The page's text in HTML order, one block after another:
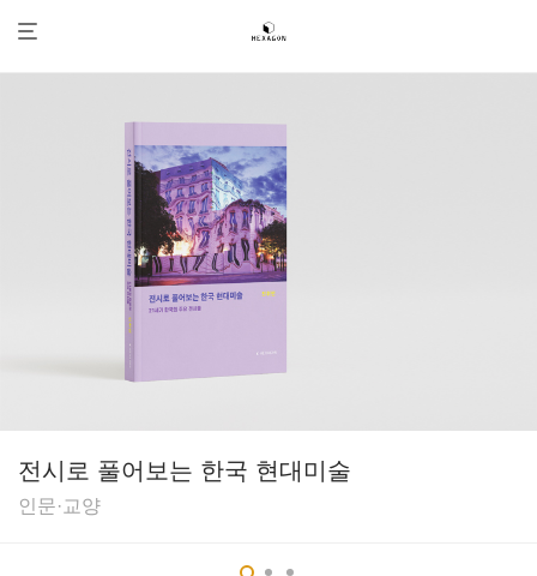
전시로 풀어보는 한국 현대미술
인문·교양